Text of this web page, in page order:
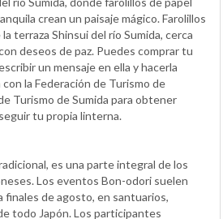
crean un paisaje mágico. Farolillos
terraza Shinsui del río Sumida, cerca
deseos de paz. Puedes comprar tu
un mensaje en ella y hacerla
la Federación de Turismo de
Turismo de Sumida para obtener
tu propia linterna.
es una parte integral de los
Los eventos Bon-odori suelen
finales de agosto, en santuarios,
todo Japón. Los participantes